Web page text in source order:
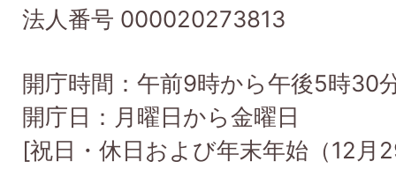
法人番号 000020273813
開庁時間：午前9時から午後5時30
開庁日：月曜日から金曜日
[祝日・休日および年末年始（12月